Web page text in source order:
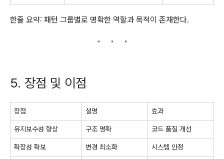
한줄 요약: 패턴 그룹별로 명확한 역할과 목적이 존재한다.
5. 장점 및 이점
장점 설명 효과
유지보수성 향상 구조 명확 코드 품질 개선
확장성 확보 변경 최소화 시스템 안정